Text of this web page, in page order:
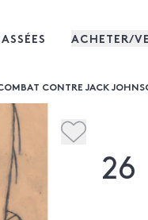
ACHETER/
CONTRE JACK
26